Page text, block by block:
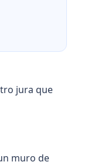
jura que
muro de